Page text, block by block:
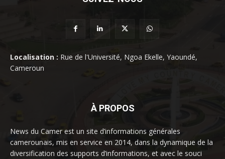
Localisation : Rue de l'Université, Ngoa Ekelle, Yaoundé,
Cameroun
À PROPOS
News du Camer est un site d’informations générales
camerounais, mis en service en 2014, dans la dynamique de la
diversification des supports d’informations, et avec le souci